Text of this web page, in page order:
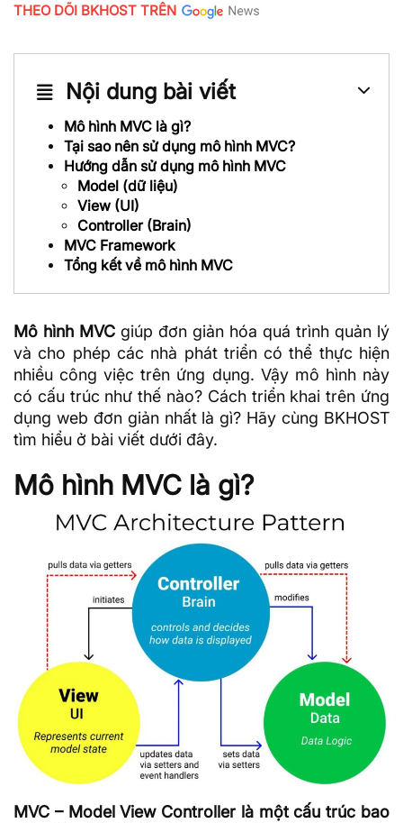
THEO DÕI BKHOST TRÊN
Nội dung bài viết
Mô hình MVC là gì?
Tại sao nên sử dụng mô hình MVC?
Hướng dẫn sử dụng mô hình MVC
Model (dữ liệu)
View (UI)
Controller (Brain)
MVC Framework
Tổng kết về mô hình MVC
Mô hình MVC giúp đơn giản hóa quá trình quản lý
và cho phép các nhà phát triển có thể thực hiện
nhiều công việc trên ứng dụng. Vậy mô hình này
có cấu trúc như thế nào? Cách triển khai trên ứng
dụng web đơn giản nhất là gì? Hãy cùng BKHOST
tìm hiểu ở bài viết dưới đây.
Mô hình MVC là gì?
MVC – Model View Controller là một cấu trúc bao